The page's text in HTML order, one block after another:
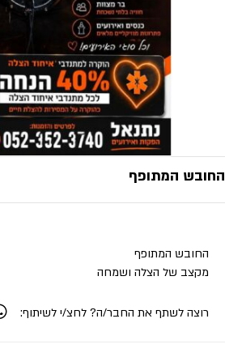
החובש המתופף
החובש המתופף
מקצב של הצלה ושמחה
רוצה לשתף את החבר/ה? לחצ/י לשיתוף: